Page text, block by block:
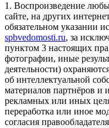
1. Воспроизведение
сайте, на других
обязательном указании
spbvedomosti.ru, за
пунктом 3 настоящих
фотографии, иные
деятельности)
об интеллектуальной
материалов партнёров
рекламных или иных
переработка или иное
согласия